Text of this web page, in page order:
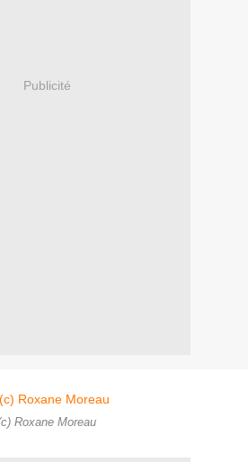
Publicité
Roxane Moreau